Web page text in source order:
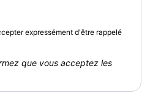
expressément d'être rappelé
que vous acceptez les